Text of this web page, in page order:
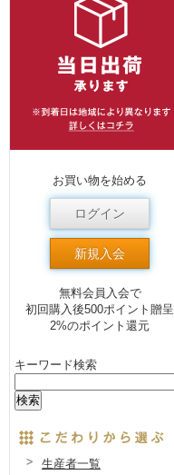
お買い物を始める
ログイン
新規入会
無料会員入会で
初回購入後500ポイント贈呈
2%のポイント還元
キーワード検索
生産者一覧